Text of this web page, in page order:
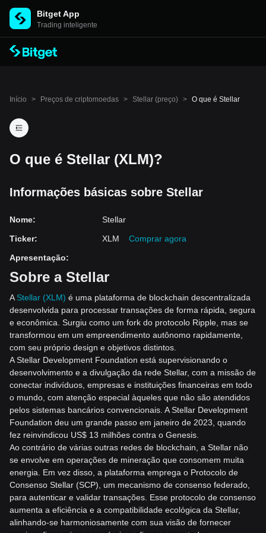
Bitget App
Trading inteligente
Início > Preços de criptomoedas > Stellar (preço) > O que é Stellar
O que é Stellar (XLM)?
Informações básicas sobre Stellar
Nome:
Stellar
Ticker: XLM
Comprar agora
Apresentação:
Sobre a Stellar
A Stellar (XLM) é uma plataforma de blockchain descentralizada
desenvolvida para processar transações de forma rápida, segura
e econômica. Surgiu como um fork do protocolo Ripple, mas se
transformou em um empreendimento autônomo rapidamente,
com seu próprio design e objetivos distintos.
A Stellar Development Foundation está supervisionando o
desenvolvimento e a divulgação da rede Stellar, com a missão de
conectar indivíduos, empresas e instituições financeiras em todo
o mundo, com atenção especial àqueles que não são atendidos
pelos sistemas bancários convencionais. A Stellar Development
Foundation deu um grande passo em janeiro de 2023, quando
fez reinvindicou US$ 13 milhões contra o Genesis.
Ao contrário de várias outras redes de blockchain, a Stellar não
se envolve em operações de mineração que consomem muita
energia. Em vez disso, a plataforma emprega o Protocolo de
Consenso Stellar (SCP), um mecanismo de consenso federado,
para autenticar e validar transações. Esse protocolo de consenso
aumenta a eficiência e a compatibilidade ecológica da Stellar,
alinhando-se harmoniosamente com sua visão de fornecer